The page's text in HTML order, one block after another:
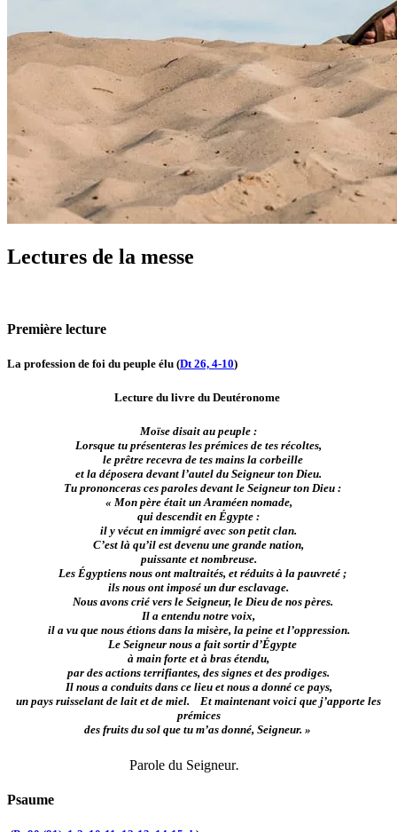
Lectures de la messe
Première lecture
La profession de foi du peuple élu (Dt 26, 4-10)
Lecture du livre du Deutéronome
Moïse disait au peuple :
Lorsque tu présenteras les prémices de tes récoltes,
le prêtre recevra de tes mains la corbeille
et la déposera devant l’autel du Seigneur ton Dieu.
Tu prononceras ces paroles devant le Seigneur ton Dieu :
« Mon père était un Araméen nomade,
qui descendit en Égypte :
il y vécut en immigré avec son petit clan.
C’est là qu’il est devenu une grande nation,
puissante et nombreuse.
Les Égyptiens nous ont maltraités, et réduits à la pauvreté ;
ils nous ont imposé un dur esclavage.
Nous avons crié vers le Seigneur, le Dieu de nos pères.
Il a entendu notre voix,
il a vu que nous étions dans la misère, la peine et l’oppression.
Le Seigneur nous a fait sortir d’Égypte
à main forte et à bras étendu,
par des actions terrifiantes, des signes et des prodiges.
Il nous a conduits dans ce lieu et nous a donné ce pays,
un pays ruisselant de lait et de miel. Et maintenant voici que j’apporte les
prémices
des fruits du sol que tu m’as donné, Seigneur. »
Parole du Seigneur.
Psaume